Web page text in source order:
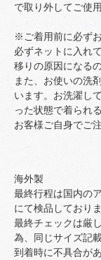
で取り外してご使
※ご着用前に必ず
必ずネットに入れ
移りの原因になる
また、お使いの洗
います。お洗濯し
った状態で着られ
お客様ご自身でご
海外製
最終行程は国内の
にて検品しておりま
最終チェックは厳
為、同じサイズ記
到着時に不具合が